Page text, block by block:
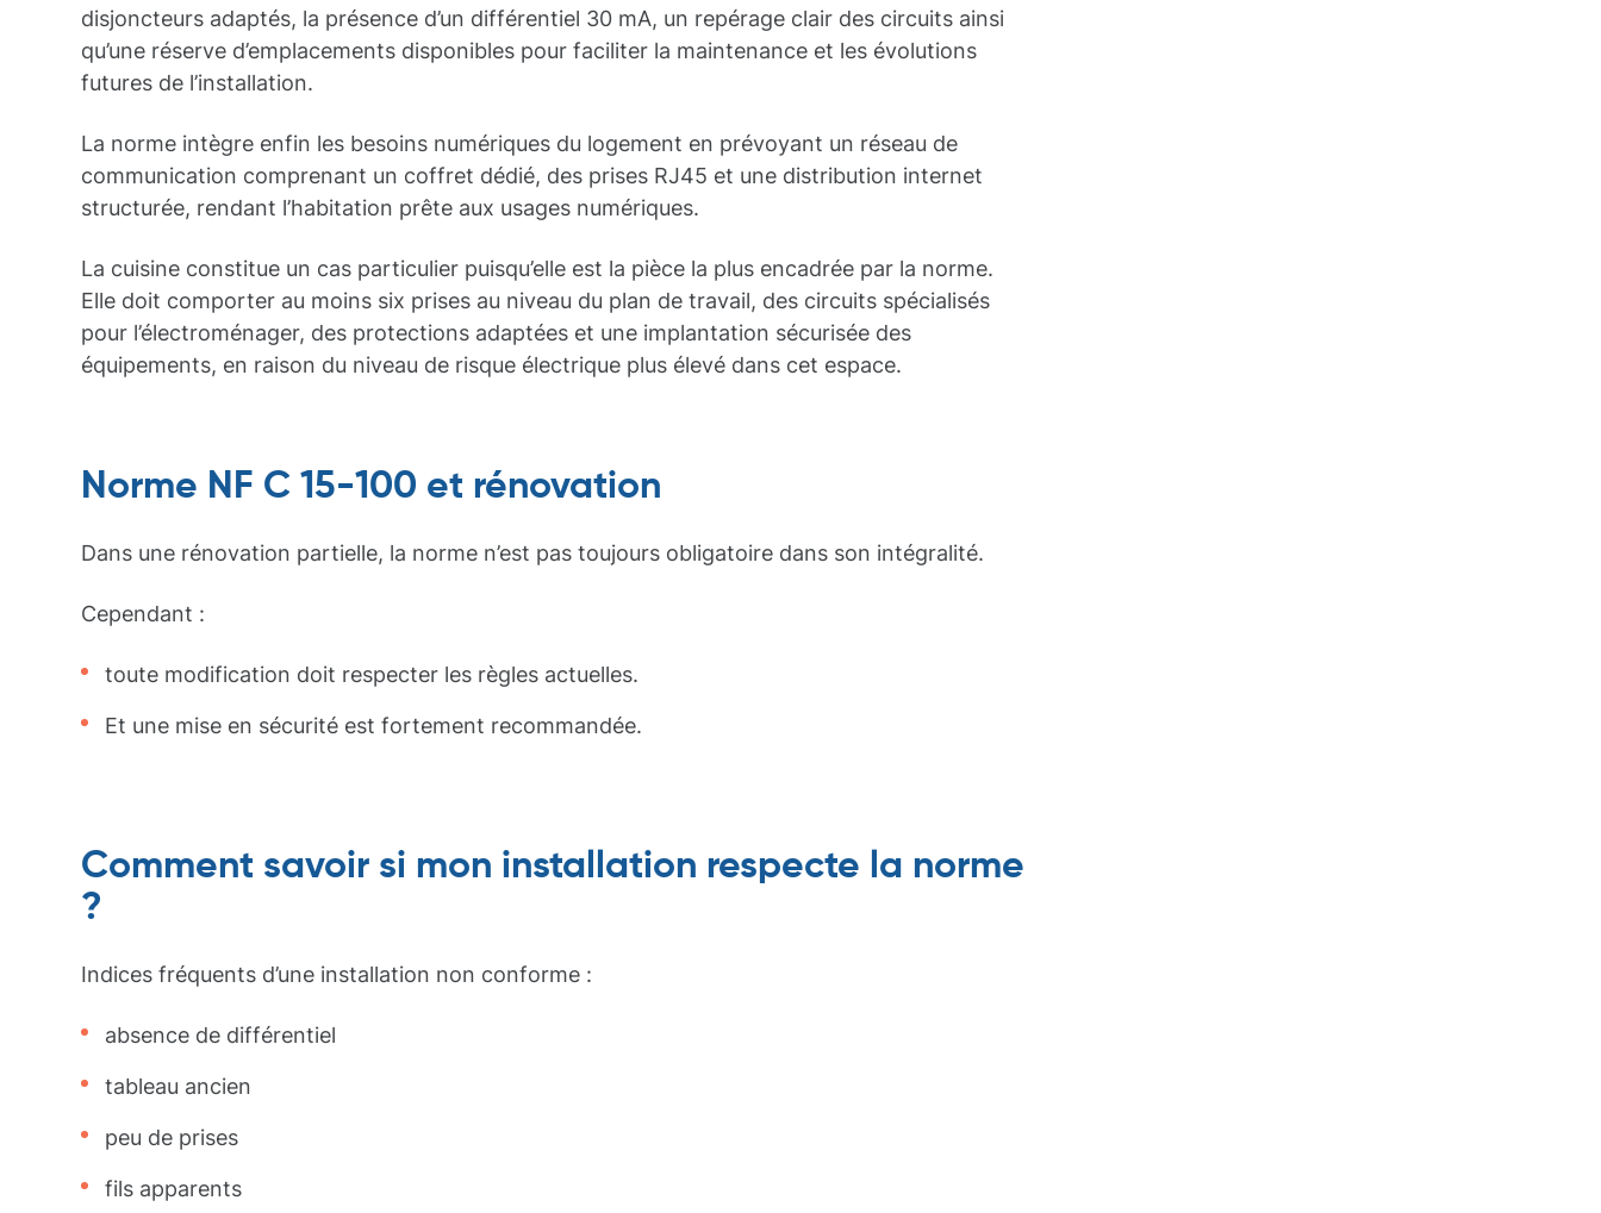
disjoncteurs adaptés, la présence d’un différentiel 30 mA, un repérage clair des circuits ainsi
qu’une réserve d’emplacements disponibles pour faciliter la maintenance et les évolutions
futures de l’installation.
La norme intègre enfin les besoins numériques du logement en prévoyant un réseau de
communication comprenant un coffret dédié, des prises RJ45 et une distribution internet
structurée, rendant l’habitation prête aux usages numériques.
La cuisine constitue un cas particulier puisqu’elle est la pièce la plus encadrée par la norme.
Elle doit comporter au moins six prises au niveau du plan de travail, des circuits spécialisés
pour l’électroménager, des protections adaptées et une implantation sécurisée des
équipements, en raison du niveau de risque électrique plus élevé dans cet espace.
Norme NF C 15-100 et rénovation
Dans une rénovation partielle, la norme n’est pas toujours obligatoire dans son intégralité.
Cependant :
toute modification doit respecter les règles actuelles.
Et une mise en sécurité est fortement recommandée.
Comment savoir si mon installation respecte la norme
?
Indices fréquents d’une installation non conforme :
absence de différentiel
tableau ancien
peu de prises
fils apparents